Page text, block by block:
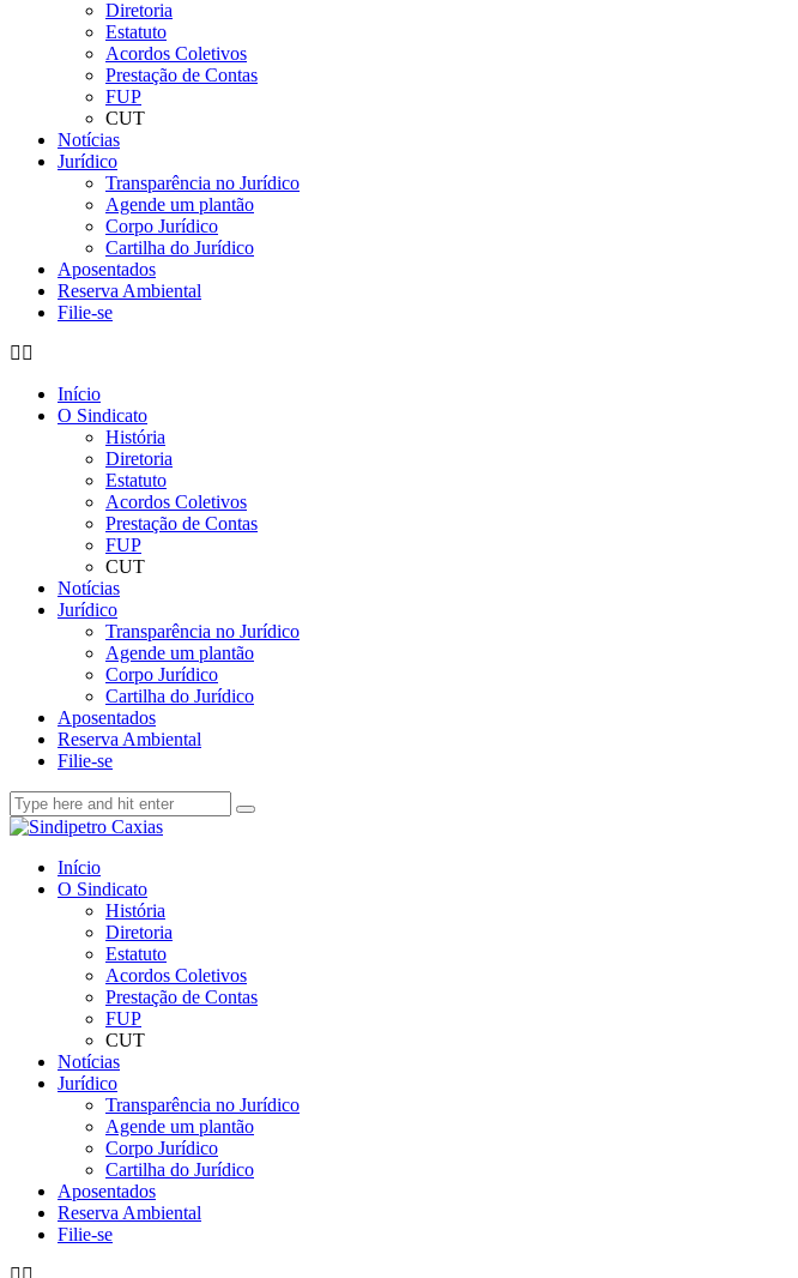
Diretoria
Estatuto
Acordos Coletivos
Prestação de Contas
FUP
CUT
Notícias
Jurídico
Transparência no Jurídico
Agende um plantão
Corpo Jurídico
Cartilha do Jurídico
Aposentados
Reserva Ambiental
Filie-se
Início
O Sindicato
História
Diretoria
Estatuto
Acordos Coletivos
Prestação de Contas
FUP
CUT
Notícias
Jurídico
Transparência no Jurídico
Agende um plantão
Corpo Jurídico
Cartilha do Jurídico
Aposentados
Reserva Ambiental
Filie-se
Início
O Sindicato
História
Diretoria
Estatuto
Acordos Coletivos
Prestação de Contas
FUP
CUT
Notícias
Jurídico
Transparência no Jurídico
Agende um plantão
Corpo Jurídico
Cartilha do Jurídico
Aposentados
Reserva Ambiental
Filie-se